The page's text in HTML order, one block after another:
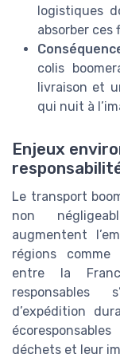
logistiques
absorber ces
colis
livraison et
qui nuit à
Enjeux
Le transport
non
augmentent
régions comme
entre la
responsables
d’expédition
déchets et leur